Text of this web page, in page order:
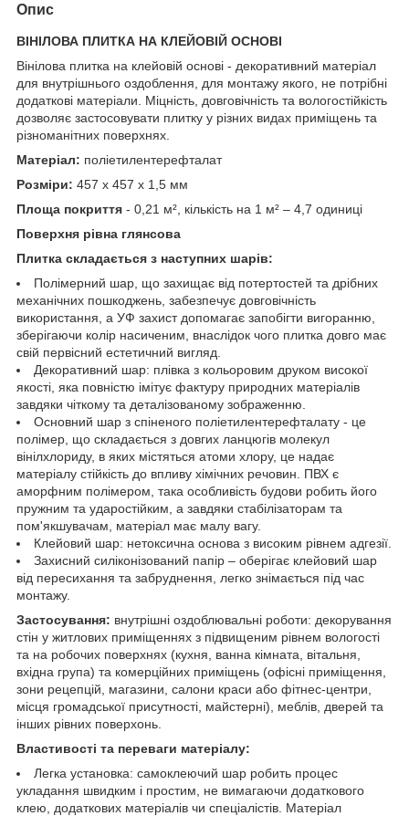
Опис
ВІНІЛОВА ПЛИТКА НА КЛЕЙОВІЙ ОСНОВІ
Вінілова плитка на клейовій основі - декоративний матеріал
для внутрішнього оздоблення, для монтажу якого, не потрібні
додаткові матеріали. Міцність, довговічність та вологостійкість
дозволяє застосовувати плитку у різних видах приміщень та
різноманітних поверхнях.
Матеріал: поліетилентерефталат
Розміри: 457 х 457 х 1,5 мм
Площа покриття - 0,21 м², кількість на 1 м² – 4,7 одиниці
Поверхня рівна глянсова
Плитка складається з наступних шарів:
Полімерний шар, що захищає від потертостей та дрібних
механічних пошкоджень, забезпечує довговічність
використання, а УФ захист допомагає запобігти вигоранню,
зберігаючи колір насиченим, внаслідок чого плитка довго має
свій первісний естетичний вигляд.
Декоративний шар: плівка з кольоровим друком високої
якості, яка повністю імітує фактуру природних матеріалів
завдяки чіткому та деталізованому зображенню.
Основний шар з спіненого поліетилентерефталату - це
полімер, що складається з довгих ланцюгів молекул
вінілхлориду, в яких містяться атоми хлору, це надає
матеріалу стійкість до впливу хімічних речовин. ПВХ є
аморфним полімером, така особливість будови робить його
пружним та ударостійким, а завдяки стабілізаторам та
пом'якшувачам, матеріал має малу вагу.
Клейовий шар: нетоксична основа з високим рівнем адгезії.
Захисний силіконізований папір – оберігає клейовий шар
від пересихання та забруднення, легко знімається під час
монтажу.
Застосування: внутрішні оздоблювальні роботи: декорування
стін у житлових приміщеннях з підвищеним рівнем вологості
та на робочих поверхнях (кухня, ванна кімната, вітальня,
вхідна група) та комерційних приміщень (офісні приміщення,
зони рецепцій, магазини, салони краси або фітнес-центри,
місця громадської присутності, майстерні), меблів, дверей та
інших рівних поверхонь.
Властивості та переваги матеріалу:
Легка установка: самоклеючий шар робить процес
укладання швидким і простим, не вимагаючи додаткового
клею, додаткових матеріалів чи спеціалістів. Матеріал